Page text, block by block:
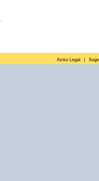
Aviso Legal